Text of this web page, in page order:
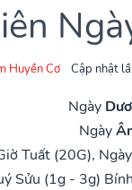
Huyền Cơ Cập nhật
Ngày
Ngày
Tuất (20G),
Sửu (1g - 3g)